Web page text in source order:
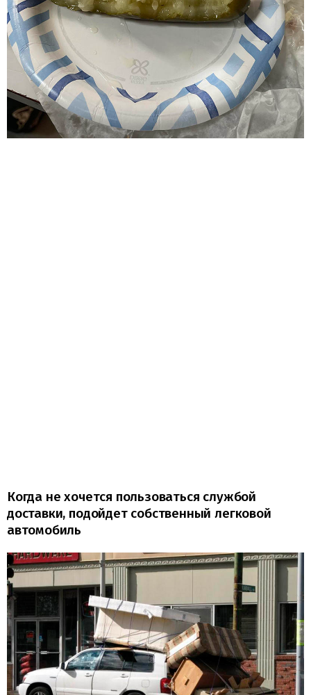
Когда не хочется пользоваться службой
доставки, подойдет собственный легковой
автомобиль